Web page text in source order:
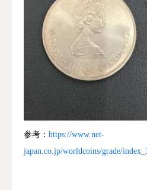
参考： https://www.net-
japan.co.jp/worldcoins/grade/